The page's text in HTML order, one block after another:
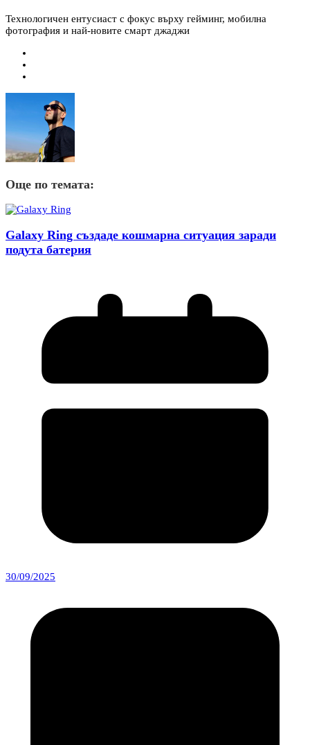
Технологичен ентусиаст с фокус върху гейминг, мобилна
фотография и най-новите смарт джаджи
Още по темата:
Galaxy Ring създаде кошмарна ситуация заради
подута батерия
30/09/2025